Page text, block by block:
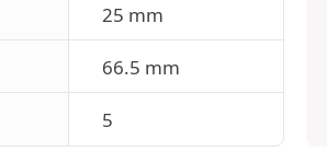
25 mm
66.5 mm
5